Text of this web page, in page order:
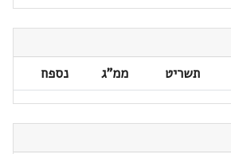
תשריט ממ"ג נספח